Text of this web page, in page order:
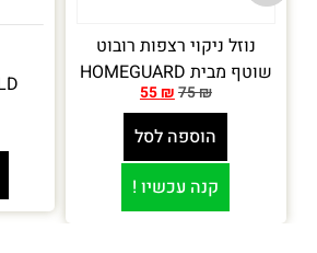
נוזל ניקוי רצפות רובוט
שוטף מבית HOMEGUARD
75₪
55₪
הוספה לסל
קנה עכשיו !